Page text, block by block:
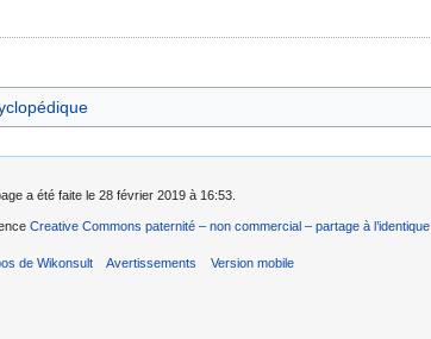
a été faite le 28 février 2019 à 16:53.
Creative Commons paternité – non commercial – partage à l’identique
de Wikonsult Avertissements Version mobile